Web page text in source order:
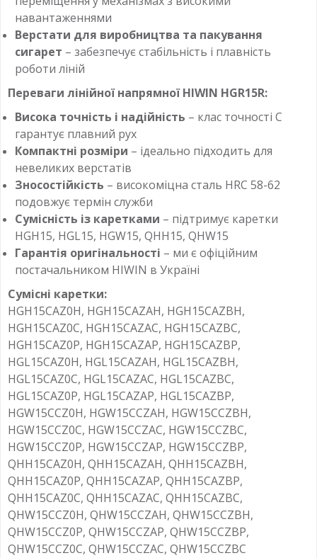
навантаженнями
Верстати для виробництва та пакування
сигарет – забезпечує стабільність і плавність
роботи ліній
Переваги лінійної напрямної HIWIN HGR15R:
Висока точність і надійність – клас точності C
гарантує плавний рух
Компактні розміри – ідеально підходить для
невеликих верстатів
Зносостійкість – високоміцна сталь HRC 58-62
подовжує термін служби
Сумісність із каретками – підтримує каретки
HGH15, HGL15, HGW15, QHH15, QHW15
Гарантія оригінальності – ми є офіційним
постачальником HIWIN в Україні
Сумісні каретки:
HGH15CAZ0H, HGH15CAZAH, HGH15CAZBH,
HGH15CAZ0C, HGH15CAZAC, HGH15CAZBC,
HGH15CAZ0P, HGH15CAZAP, HGH15CAZBP,
HGL15CAZ0H, HGL15CAZAH, HGL15CAZBH,
HGL15CAZ0C, HGL15CAZAC, HGL15CAZBC,
HGL15CAZ0P, HGL15CAZAP, HGL15CAZBP,
HGW15CCZ0H, HGW15CCZAH, HGW15CCZBH,
HGW15CCZ0C, HGW15CCZAC, HGW15CCZBC,
HGW15CCZ0P, HGW15CCZAP, HGW15CCZBP,
QHH15CAZ0H, QHH15CAZAH, QHH15CAZBH,
QHH15CAZ0P, QHH15CAZAP, QHH15CAZBP,
QHH15CAZ0C, QHH15CAZAC, QHH15CAZBC,
QHW15CCZ0H, QHW15CCZAH, QHW15CCZBH,
QHW15CCZ0P, QHW15CCZAP, QHW15CCZBP,
QHW15CCZ0C, QHW15CCZAC, QHW15CCZBC